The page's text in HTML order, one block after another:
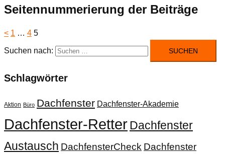
Seitennummerierung der Beiträge
< 1 … 4 5
Suchen nach:
Schlagwörter
Aktion Büro Dachfenster Dachfenster-Akademie
Dachfenster-RetterDachfenster
Austausch DachfensterCheck Dachfenster